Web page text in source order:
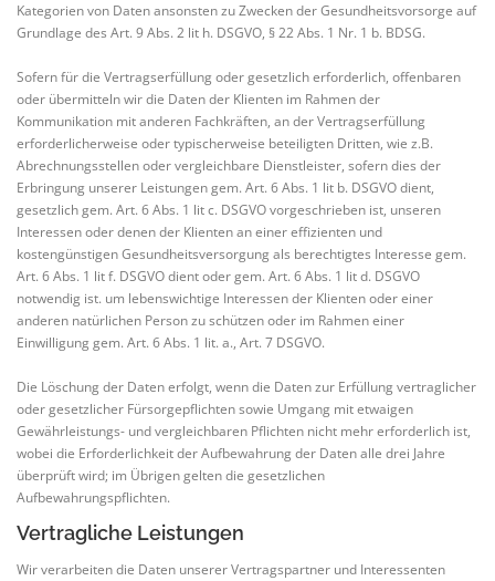
Kategorien von Daten ansonsten zu Zwecken der Gesundheitsvorsorge auf
Grundlage des Art. 9 Abs. 2 lit h. DSGVO, § 22 Abs. 1 Nr. 1 b. BDSG.
Sofern für die Vertragserfüllung oder gesetzlich erforderlich, offenbaren
oder übermitteln wir die Daten der Klienten im Rahmen der
Kommunikation mit anderen Fachkräften, an der Vertragserfüllung
erforderlicherweise oder typischerweise beteiligten Dritten, wie z.B.
Abrechnungsstellen oder vergleichbare Dienstleister, sofern dies der
Erbringung unserer Leistungen gem. Art. 6 Abs. 1 lit b. DSGVO dient,
gesetzlich gem. Art. 6 Abs. 1 lit c. DSGVO vorgeschrieben ist, unseren
Interessen oder denen der Klienten an einer effizienten und
kostengünstigen Gesundheitsversorgung als berechtigtes Interesse gem.
Art. 6 Abs. 1 lit f. DSGVO dient oder gem. Art. 6 Abs. 1 lit d. DSGVO
notwendig ist. um lebenswichtige Interessen der Klienten oder einer
anderen natürlichen Person zu schützen oder im Rahmen einer
Einwilligung gem. Art. 6 Abs. 1 lit. a., Art. 7 DSGVO.
Die Löschung der Daten erfolgt, wenn die Daten zur Erfüllung vertraglicher
oder gesetzlicher Fürsorgepflichten sowie Umgang mit etwaigen
Gewährleistungs- und vergleichbaren Pflichten nicht mehr erforderlich ist,
wobei die Erforderlichkeit der Aufbewahrung der Daten alle drei Jahre
überprüft wird; im Übrigen gelten die gesetzlichen
Aufbewahrungspflichten.
Vertragliche Leistungen
Wir verarbeiten die Daten unserer Vertragspartner und Interessenten